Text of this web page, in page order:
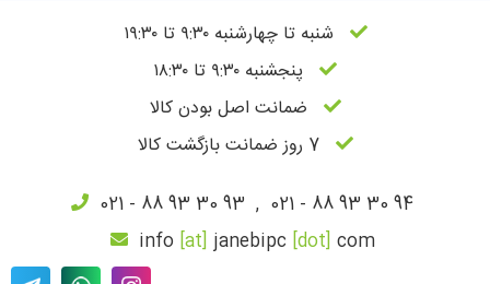
شنبه تا چهارشنبه ۹:۳۰ تا ۱۹:۳۰
پنجشنبه ۹:۳۰ تا ۱۸:۳۰
ضمانت اصل بودن کالا
7 روز ضمانت بازگشت کالا
021 - 88 93 30 93 , 021 - 88 93 30 94
info [at] janebipc [dot] com